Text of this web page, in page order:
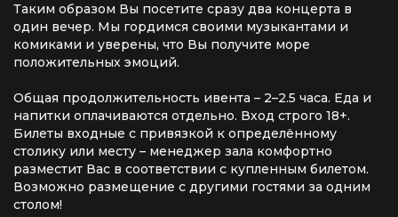
Таким образом Вы посетите сразу два концерта в
один вечер. Мы гордимся своими музыкантами и
комиками и уверены, что Вы получите море
положительных эмоций.
Общая продолжительность ивента – 2–2.5 часа. Еда и
напитки оплачиваются отдельно. Вход строго 18+.
Билеты входные с привязкой к определённому
столику или месту – менеджер зала комфортно
разместит Вас в соответствии с купленным билетом.
Возможно размещение с другими гостями за одним
столом!